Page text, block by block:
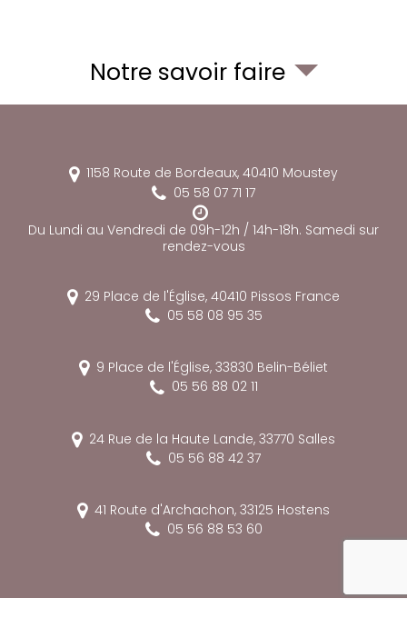
Notre savoir faire
1158 Route de Bordeaux, 40410 Moustey
05 58 07 71 17
Du Lundi au Vendredi de 09h-12h / 14h-18h. Samedi sur
rendez-vous
29 Place de l'Église, 40410 Pissos France
05 58 08 95 35
9 Place de l'Église, 33830 Belin-Béliet
05 56 88 02 11
24 Rue de la Haute Lande, 33770 Salles
05 56 88 42 37
41 Route d'Archachon, 33125 Hostens
05 56 88 53 60